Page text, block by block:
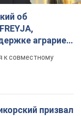
об
аграриев.
к совместному
призвал